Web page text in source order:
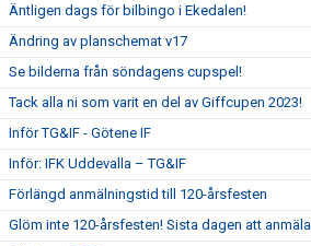
Äntligen dags för bilbingo i Ekedalen!
Ändring av planschemat v17
Se bilderna från söndagens cupspel!
Tack alla ni som varit en del av Giffcupen 2023!
Inför TG&IF - Götene IF
Inför: IFK Uddevalla – TG&IF
Förlängd anmälningstid till 120-årsfesten
Glöm inte 120-årsfesten! Sista dagen att anmäla